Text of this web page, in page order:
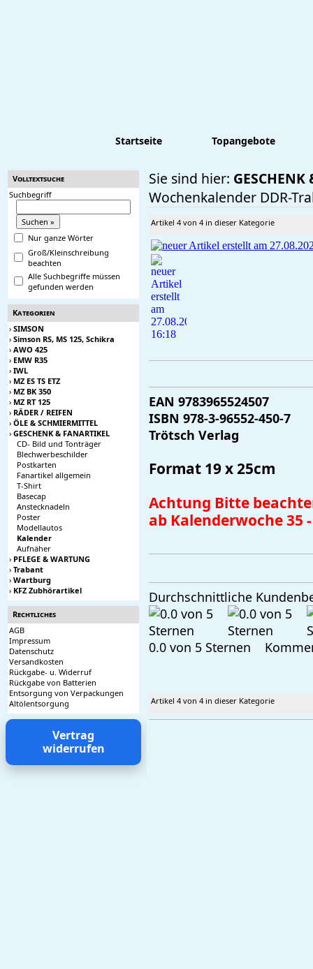
Startseite Topangebote
Volltextsuche
Suchbegriff
Nur ganze Wörter
Groß/Kleinschreibung
beachten
Alle Suchbegriffe müssen
gefunden werden
Kategorien
› SIMSON
› Simson RS, MS 125, Schikra
› AWO 425
› EMW R35
› IWL
› MZ ES TS ETZ
› MZ BK 350
› MZ RT 125
› RÄDER / REIFEN
› ÖLE & SCHMIERMITTEL
› GESCHENK & FANARTIKEL
CD- Bild und Tonträger
Blechwerbeschilder
Postkarten
Fanartikel allgemein
T-Shirt
Basecap
Anstecknadeln
Poster
Modellautos
Kalender
Aufnäher
› PFLEGE & WARTUNG
› Trabant
› Wartburg
› KFZ Zubhörartikel
Rechtliches
AGB
Impressum
Datenschutz
Versandkosten
Rückgabe- u. Widerruf
Rückgabe von Batterien
Entsorgung von Verpackungen
Altölentsorgung
Vertrag
widerrufen
Sie sind hier:
Wochenkalender DDR-
Artikel 4 von 4 in dieser Kategorie
EAN 9783965524507
ISBN 978-3-96552-450-7
Trötsch Verlag
Format 19 x 25cm
Achtung Bitte
ab Kalenderwoche 35
Durchschnittliche
0.0 von 5 Sternen
Artikel 4 von 4 in dieser Kategorie